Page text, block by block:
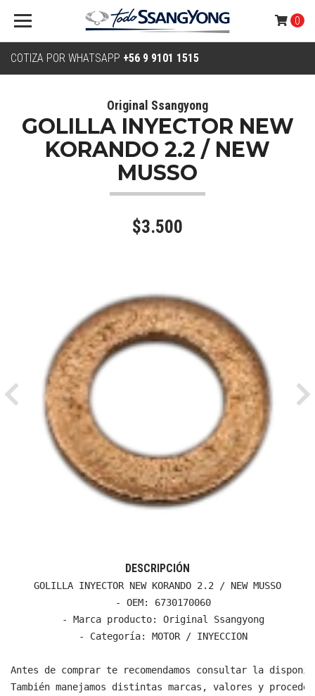
COTIZA POR WHATSAPP +56 9 9101 1515
0
Original Ssangyong
GOLILLA INYECTOR NEW
KORANDO 2.2 / NEW
MUSSO
$3.500
Previous
DESCRIPCIÓN
GOLILLA INYECTOR NEW KORANDO 2.2 / NEW MUSSO
  - OEM: 6730170060
  - Marca producto: Original Ssangyong
  - Categoría: MOTOR / INYECCION
Antes de comprar te recomendamos consultar la
También manejamos distintas marcas, valores y